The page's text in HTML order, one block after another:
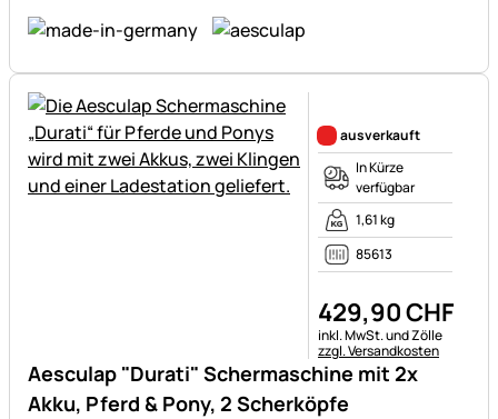
Aesculap "Durati" Schermaschine mit 2x
Akku, Pferd & Pony, 2 Scherköpfe
ausverkauft
In Kürze
verfügbar
1,61 kg
85613
429,90CHF
Steuerhinweis:
inkl. MwSt. und Zölle
zzgl. Versandkosten